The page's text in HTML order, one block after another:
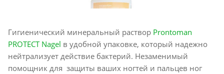
Гигиенический минеральный раствор Prontoman
PROTECT Nagel в удобной упаковке, который надежно
нейтрализует действие бактерий. Незаменимый
помощник для защиты ваших ногтей и пальцев ног